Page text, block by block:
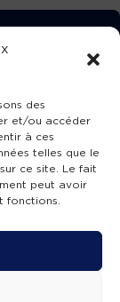
des
et/ou accéder
à ces
telles que le
ce site. Le fait
peut avoir
fonctions.
!